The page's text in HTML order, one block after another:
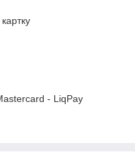
- LiqPay